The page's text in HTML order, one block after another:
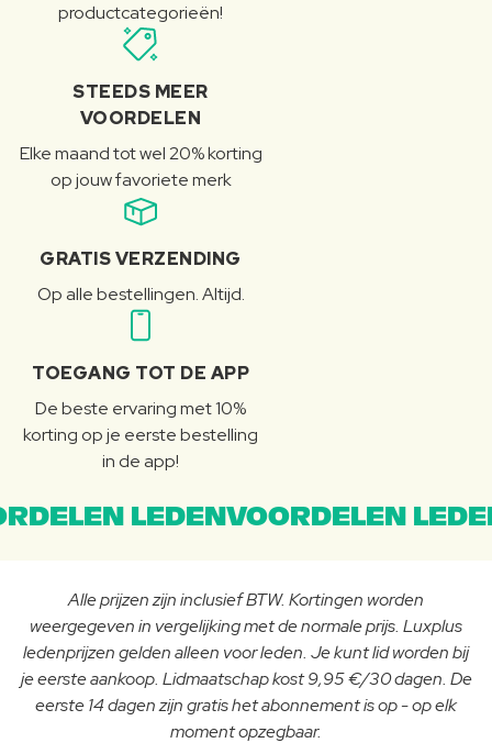
productcategorieën!
STEEDS MEER
VOORDELEN
Elke maand tot wel 20% korting
op jouw favoriete merk
GRATIS VERZENDING
Op alle bestellingen. Altijd.
TOEGANG TOT DE APP
De beste ervaring met 10%
korting op je eerste bestelling
in de app!
LEDENVOORDELEN
Alle prijzen zijn inclusief BTW. Kortingen worden
weergegeven in vergelijking met de normale prijs. Luxplus
ledenprijzen gelden alleen voor leden. Je kunt lid worden bij
je eerste aankoop. Lidmaatschap kost 9,95 €/30 dagen. De
eerste 14 dagen zijn gratis het abonnement is op - op elk
moment opzegbaar.